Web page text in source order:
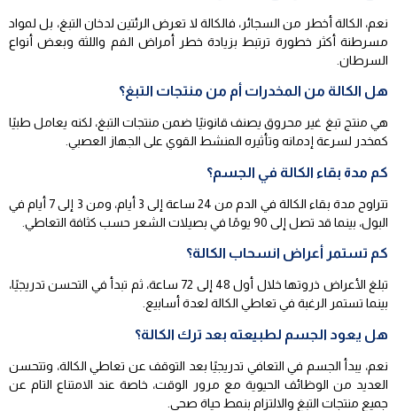
نعم، الكالة أخطر من السجائر، فالكالة لا تعرض الرئتين لدخان التبغ، بل لمواد
مسرطنة أكثر خطورة ترتبط بزيادة خطر أمراض الفم واللثة وبعض أنواع
السرطان.
هل الكالة من المخدرات أم من منتجات التبغ؟
هي منتج تبغ غير محروق يصنف قانونيًا ضمن منتجات التبغ، لكنه يعامل طبيًا
كمخدر لسرعة إدمانه وتأثيره المنشط القوي على الجهاز العصبي.
كم مدة بقاء الكالة في الجسم؟
تتراوح مدة بقاء الكالة في الدم من 24 ساعة إلى 3 أيام، ومن 3 إلى 7 أيام في
البول، بينما قد تصل إلى 90 يومًا في بصيلات الشعر حسب كثافة التعاطي.
كم تستمر أعراض انسحاب الكالة؟
تبلغ الأعراض ذروتها خلال أول 48 إلى 72 ساعة، ثم تبدأ في التحسن تدريجيًا،
بينما تستمر الرغبة في تعاطي الكالة لعدة أسابيع.
هل يعود الجسم لطبيعته بعد ترك الكالة؟
نعم، يبدأ الجسم في التعافي تدريجيًا بعد التوقف عن تعاطي الكالة، وتتحسن
العديد من الوظائف الحيوية مع مرور الوقت، خاصة عند الامتناع التام عن
جميع منتجات التبغ والالتزام بنمط حياة صحي.